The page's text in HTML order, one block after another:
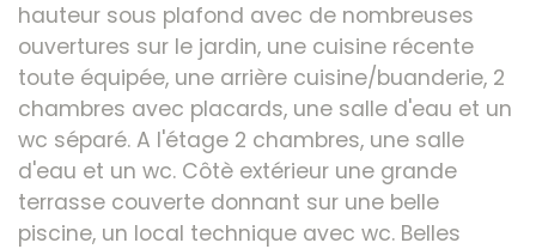
hauteur sous plafond avec de nombreuses
ouvertures sur le jardin, une cuisine récente
toute équipée, une arrière cuisine/buanderie, 2
chambres avec placards, une salle d'eau et un
wc séparé. A l'étage 2 chambres, une salle
d'eau et un wc. Côtè extérieur une grande
terrasse couverte donnant sur une belle
piscine, un local technique avec wc. Belles